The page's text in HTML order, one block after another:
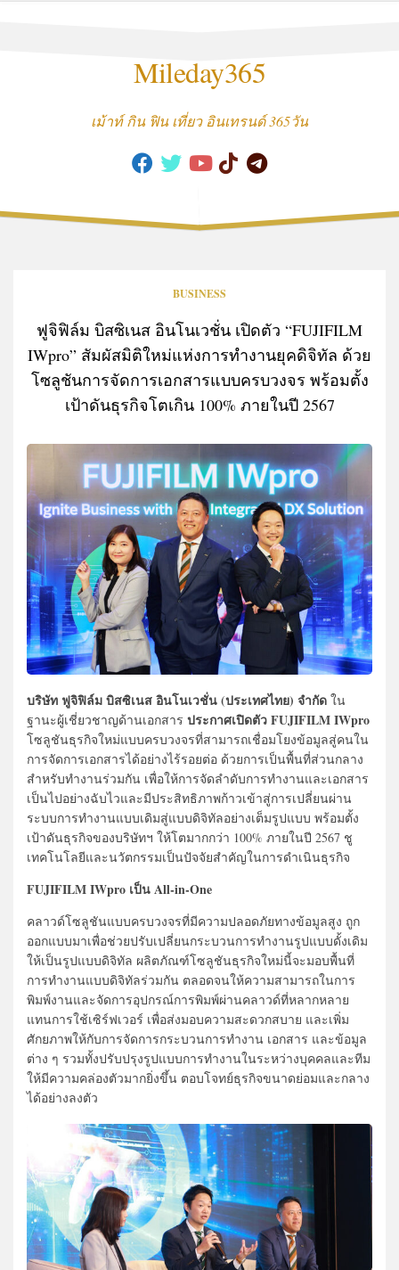
Mileday365
เม้าท์ กิน ฟิน เที่ยว อินเทรนด์ 365วัน
BUSINESS
ฟูจิฟิล์ม บิสซิเนส อินโนเวชั่น เปิดตัว “FUJIFILM
IWpro” สัมผัสมิติใหม่แห่งการทำงานยุคดิจิทัล ด้วย
โซลูชันการจัดการเอกสารแบบครบวงจร พร้อมตั้ง
เป้าดันธุรกิจโตเกิน 100% ภายในปี 2567
บริษัท ฟูจิฟิล์ม บิสซิเนส อินโนเวชั่น (ประเทศไทย) จำกัด ใน
ฐานะผู้เชี่ยวชาญด้านเอกสาร ประกาศเปิดตัว FUJIFILM IWpro
โซลูชันธุรกิจใหม่แบบครบวงจรที่สามารถเชื่อมโยงข้อมูลสู่คนใน
การจัดการเอกสารได้อย่างไร้รอยต่อ ด้วยการเป็นพื้นที่ส่วนกลาง
สำหรับทำงานร่วมกัน เพื่อให้การจัดลำดับการทำงานและเอกสาร
เป็นไปอย่างฉับไวและมีประสิทธิภาพก้าวเข้าสู่การเปลี่ยนผ่าน
ระบบการทำงานแบบเดิมสู่แบบดิจิทัลอย่างเต็มรูปแบบ พร้อมตั้ง
เป้าดันธุรกิจของบริษัทฯ ให้โตมากกว่า 100% ภายในปี 2567 ชู
เทคโนโลยีและนวัตกรรมเป็นปัจจัยสำคัญในการดำเนินธุรกิจ
FUJIFILM IWpro เป็น All-in-One
คลาวด์โซลูชันแบบครบวงจรที่มีความปลอดภัยทางข้อมูลสูง ถูก
ออกแบบมาเพื่อช่วยปรับเปลี่ยนกระบวนการทำงานรูปแบบดั้งเดิม
ให้เป็นรูปแบบดิจิทัล ผลิตภัณฑ์โซลูชันธุรกิจใหม่นี้จะมอบพื้นที่
การทำงานแบบดิจิทัลร่วมกัน ตลอดจนให้ความสามารถในการ
พิมพ์งานและจัดการอุปกรณ์การพิมพ์ผ่านคลาวด์ที่หลากหลาย
แทนการใช้เซิร์ฟเวอร์ เพื่อส่งมอบความสะดวกสบาย และเพิ่ม
ศักยภาพให้กับการจัดการกระบวนการทำงาน เอกสาร และข้อมูล
ต่าง ๆ รวมทั้งปรับปรุงรูปแบบการทำงานในระหว่างบุคคลและทีม
ให้มีความคล่องตัวมากยิ่งขึ้น ตอบโจทย์ธุรกิจขนาดย่อมและกลาง
ได้อย่างลงตัว